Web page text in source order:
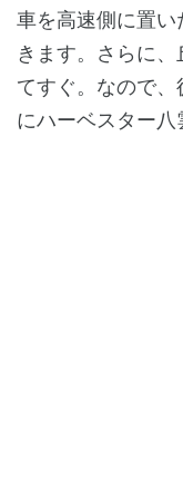
車を高速側に置
きます。さらに
てすぐ。なので
にハーベスター八